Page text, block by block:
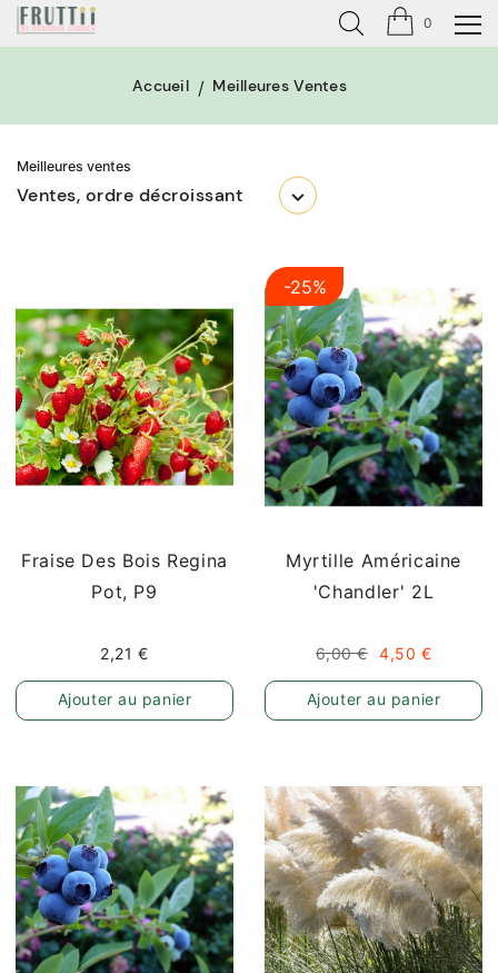
0
Accueil Meilleures Ventes
Meilleures ventes
Ventes, ordre décroissant
Fraise Des Bois Regina
Pot, P9
2,21 €
Ajouter au panier
-25%
Myrtille Américaine
'Chandler' 2L
6,00 € 4,50 €
Ajouter au panier